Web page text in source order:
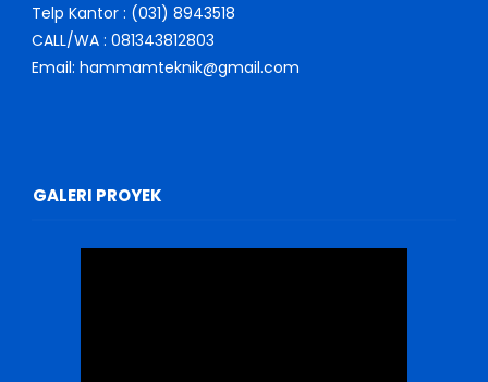
Telp Kantor : (031) 8943518
CALL/WA : 081343812803
Email: hammamteknik@gmail.com
GALERI PROYEK